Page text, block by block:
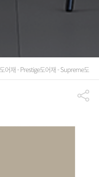
도어재 - Prestige도어재 - Supreme도어